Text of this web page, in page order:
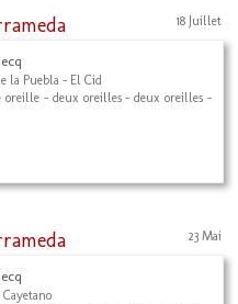
18 Juillet
la Puebla - El Cid
oreille - deux oreilles - deux oreilles -
23 Mai